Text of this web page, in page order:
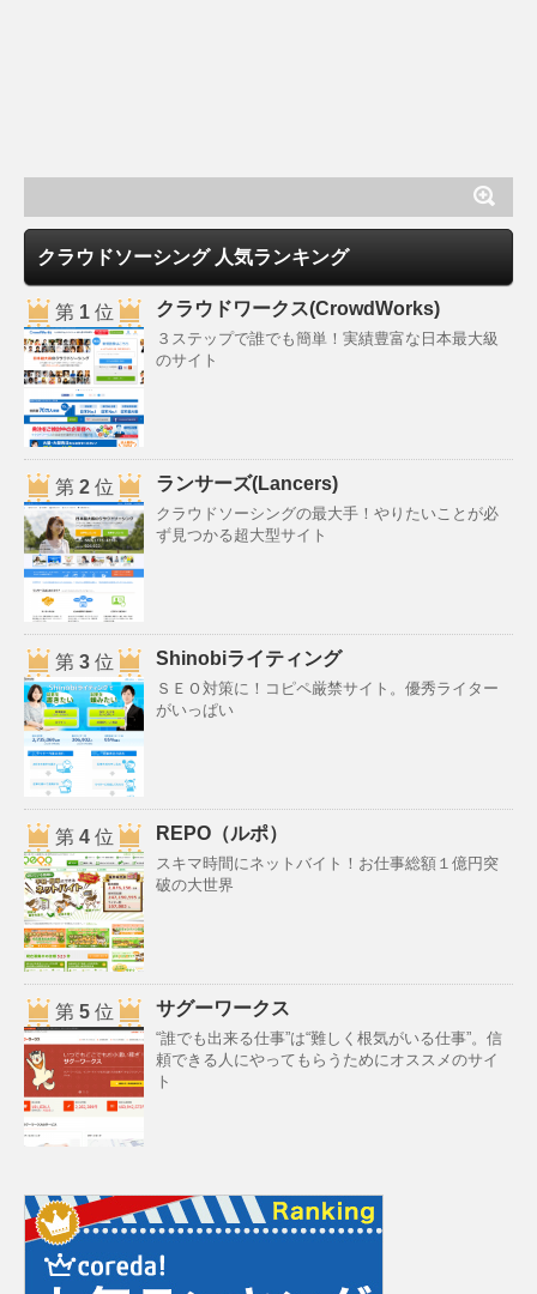
クラウドソーシング 人気ランキング
第 1位 クラウドワークス(CrowdWorks)
３ステップで誰でも簡単！実績豊富な日本最大級
のサイト
第 2位 ランサーズ(Lancers)
クラウドソーシングの最大手！やりたいことが必
ず見つかる超大型サイト
第 3位 Shinobiライティング
ＳＥＯ対策に！コピペ厳禁サイト。優秀ライター
がいっぱい
第 4位 REPO（ルポ）
スキマ時間にネットバイト！お仕事総額１億円突
破の大世界
第 5位 サグーワークス
“誰でも出来る仕事”は“難しく根気がいる仕事”。信
頼できる人にやってもらうためにオススメのサイ
ト